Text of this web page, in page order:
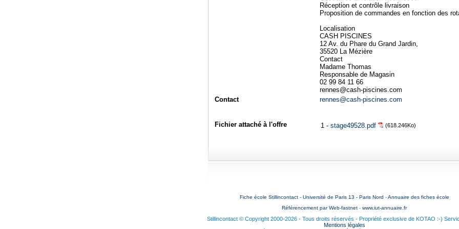
Réception et contrôle livraison
Proposition de commandes en fonction des
Localisation
CASH PISCINES
12 Av. du Phare du Grand Jardin,
35520 La Mézière
Contact
Madame Thomas
Responsable de Magasin
02 99 84 11 66
rennes@cash-piscines.com
Contact
rennes@cash-piscines.com
Fichier attaché à l'offre 1 - stage49528.pdf (618.246Ko)
Fiche école Stillincontact - Université de Paris 13 - Paris Nord -Annuaire des fiches école
Référencement par Web-fastnet - www.iut-annuaire.fr
Stillincontact © Copyright 2000-2026 - Tous droits réservés - Propriété exclusive de KOTAO :-)
Mentions légales